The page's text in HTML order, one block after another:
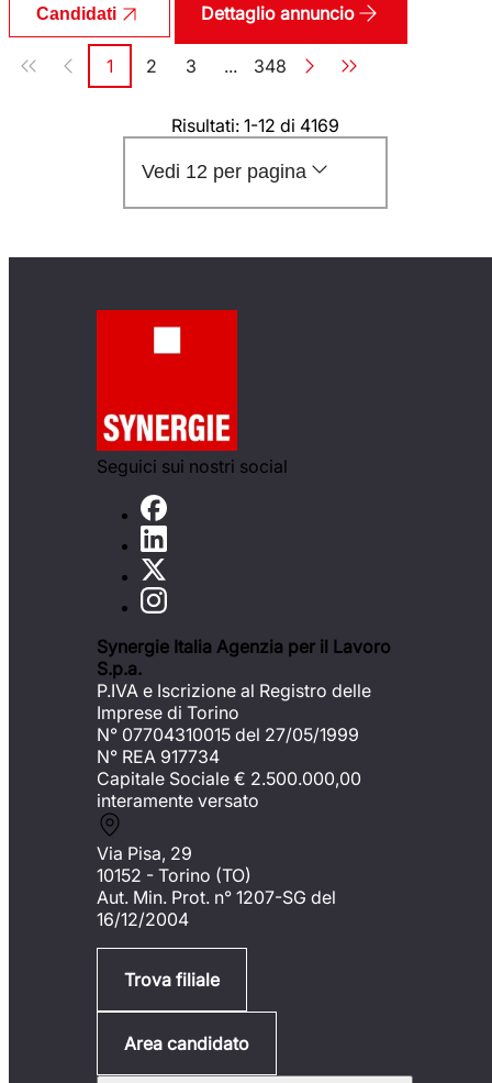
Candidati Dettaglio annuncio
Paginazione
Pagina
1 Pagina
2 Pagina
3 ... Pagina
348
Risultati: 1-12 di 4169
Vedi 12 per pagina
Seguici sui nostri social
Synergie Italia Agenzia per il Lavoro
S.p.a.
P.IVA e Iscrizione al Registro delle
Imprese di Torino
N° 07704310015 del 27/05/1999
N° REA 917734
Capitale Sociale € 2.500.000,00
interamente versato
Via Pisa, 29
10152 - Torino (TO)
Aut. Min. Prot. n° 1207-SG del
16/12/2004
Trova filiale
Area candidato